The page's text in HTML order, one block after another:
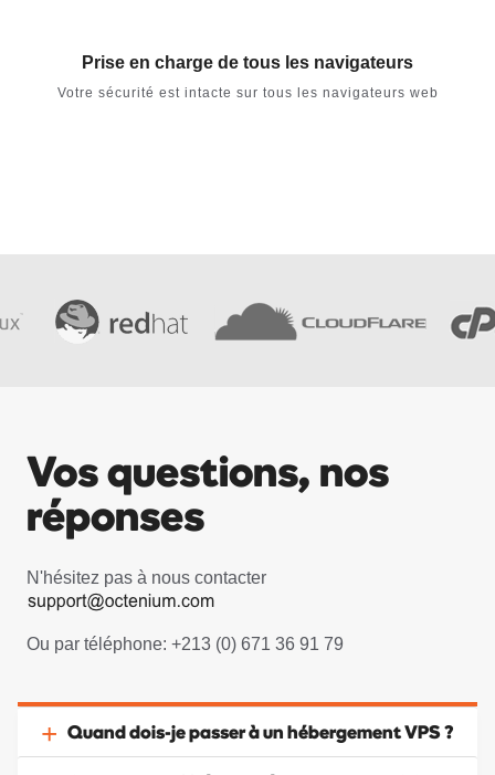
Prise en charge de tous les navigateurs
Votre sécurité est intacte sur tous les navigateurs web
Vos questions, nos
réponses
N'hésitez pas à nous contacter
Ou par téléphone: +213 (0) 671 36 91 79
Quand dois-je passer à un hébergement VPS ?